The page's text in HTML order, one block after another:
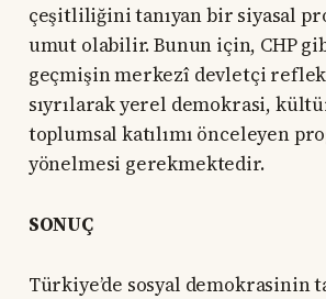
çeşitliliğini tanıyan bir siyasal
umut olabilir. Bunun için, CHP
geçmişin merkezî devletçi
sıyrılarak yerel demokrasi,
toplumsal katılımı önceleyen
yönelmesi gerekmektedir.
SONUÇ
Türkiye’de sosyal demokrasinin